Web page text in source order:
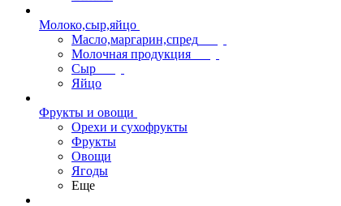
Молоко,сыр,яйцо
Масло,маргарин,спред
Молочная продукция
Сыр
Яйцо
Фрукты и овощи
Орехи и сухофрукты
Фрукты
Овощи
Ягоды
Еще